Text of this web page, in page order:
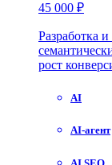
45 000 ₽
Разработка
рост
AI
AI-агент